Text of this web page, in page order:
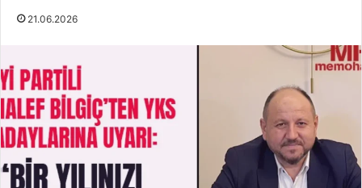
21.06.2026